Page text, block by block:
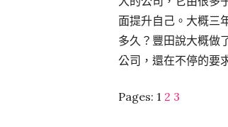
面提升自己。大概三
多久？豐田說大概做
公司，還在不停的要
Pages: 1 2 3